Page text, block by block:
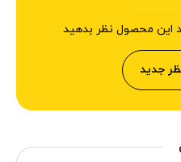
این محصول نظر بدهید
جدید